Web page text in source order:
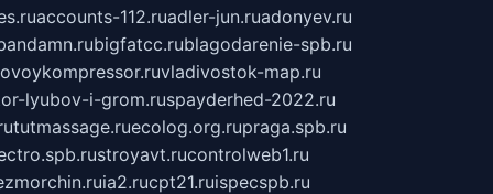
accounts-112.ruadler-jun.ruadonyev.ru
bigfatcc.rublagodarenie-spb.ru
vladivostok-map.ru
lyubov-i-grom.ruspayderhed-2022.ru
tutmassage.ruecolog.org.rupraga.spb.ru
stroyavt.rucontrolweb1.ru
ia2.rucpt21.ruispecspb.ru